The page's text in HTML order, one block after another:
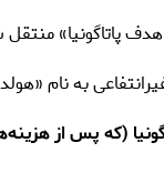
(که پس از